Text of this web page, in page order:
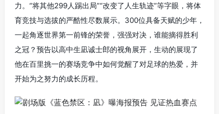
力。“将其他299人踢出局”“改变了人生轨迹”等字眼，将体
育竞技与选拔的严酷性尽数展示。300位具备天赋的少年，
一起角逐世界第一前锋的荣誉，强强对决，谁能摘得胜利
之冠？预告以高中生凪诚士郎的视角展开，生动的展现了
他在百里挑一的赛场竞争中如何觉醒了对足球的热爱，并
开始为之努力的成长历程。